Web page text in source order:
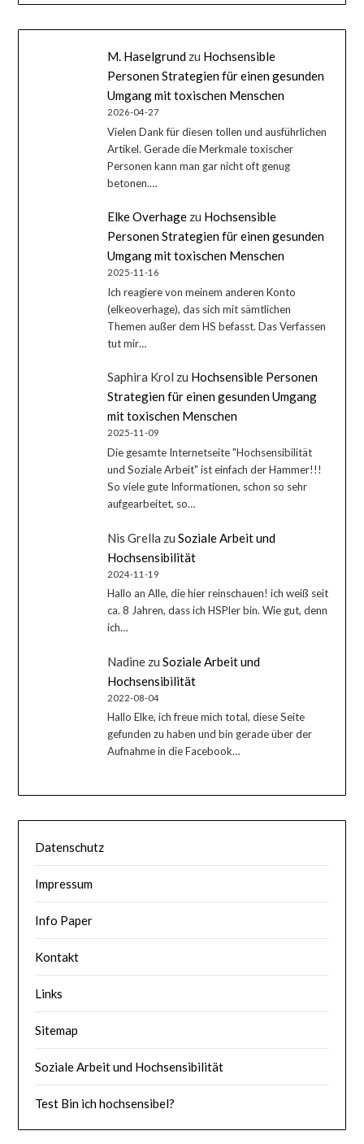
M. Haselgrund zu Hochsensible
Personen Strategien für einen gesunden
Umgang mit toxischen Menschen
2026-04-27
Vielen Dank für diesen tollen und ausführlichen
Artikel. Gerade die Merkmale toxischer
Personen kann man gar nicht oft genug
betonen.…
Elke Overhage zu Hochsensible
Personen Strategien für einen gesunden
Umgang mit toxischen Menschen
2025-11-16
Ich reagiere von meinem anderen Konto
(elkeoverhage), das sich mit sämtlichen
Themen außer dem HS befasst. Das Verfassen
tut mir…
Saphira Krol zu Hochsensible Personen
Strategien für einen gesunden Umgang
mit toxischen Menschen
2025-11-09
Die gesamte Internetseite "Hochsensibilität
und Soziale Arbeit" ist einfach der Hammer!!!
So viele gute Informationen, schon so sehr
aufgearbeitet, so…
Nis Grella zuSoziale Arbeit und
Hochsensibilität
2024-11-19
Hallo an Alle, die hier reinschauen! ich weiß seit
ca. 8 Jahren, dass ich HSPler bin. Wie gut, denn
ich…
Nadine zuSoziale Arbeit und
Hochsensibilität
2022-08-04
Hallo Elke, ich freue mich total, diese Seite
gefunden zu haben und bin gerade über der
Aufnahme in die Facebook…
Datenschutz
Impressum
Info Paper
Kontakt
Links
Sitemap
Soziale Arbeit und Hochsensibilität
Test Bin ich hochsensibel?